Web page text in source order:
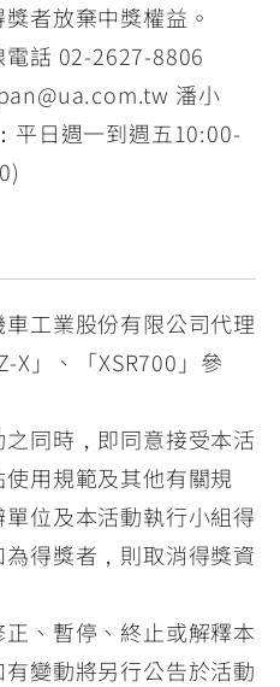
者放棄中獎權益。
話 02-2627-8806
潘小
平日週一到週五10:00-
工業股份有限公司代理
X」、「XSR700」參
同時，即同意接受本活
用規範及其他有關規
位及本活動執行小組得
得獎者，則取消得獎資
、暫停、終止或解釋本
變動將另行公告於活動